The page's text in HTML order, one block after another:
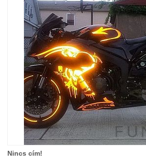
Nincs cím!